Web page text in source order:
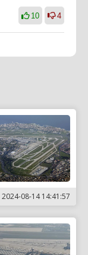
10 4
2024-08-14 14:41:57